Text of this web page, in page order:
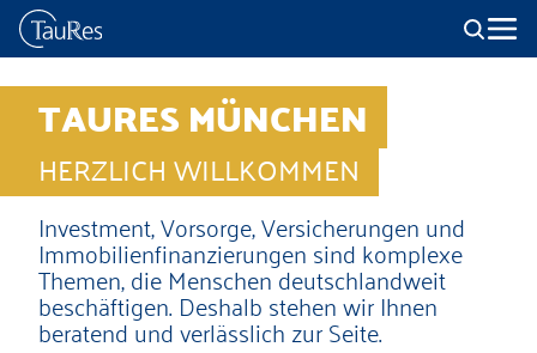
TAURES MÜNCHEN
HERZLICH WILLKOMMEN
Investment, Vorsorge, Versicherungen und
Immobilienfinanzierungen sind komplexe
Themen, die Menschen deutschlandweit
beschäftigen. Deshalb stehen wir Ihnen
beratend und verlässlich zur Seite.